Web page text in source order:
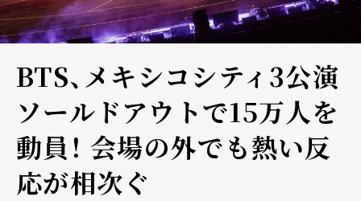
BTS、メキシコシティ3公演
ソールドアウトで15万人を
動員！ 会場の外でも熱い反
応が相次ぐ